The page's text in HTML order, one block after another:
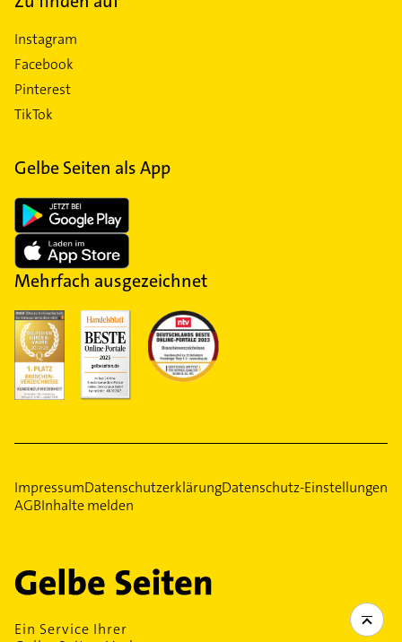
Instagram
Facebook
Pinterest
TikTok
Gelbe Seiten als App
Mehrfach ausgezeichnet
ImpressumDatenschutzerklärungDatenschutz-Einstellungen
AGBInhalte melden
Ein Service Ihrer